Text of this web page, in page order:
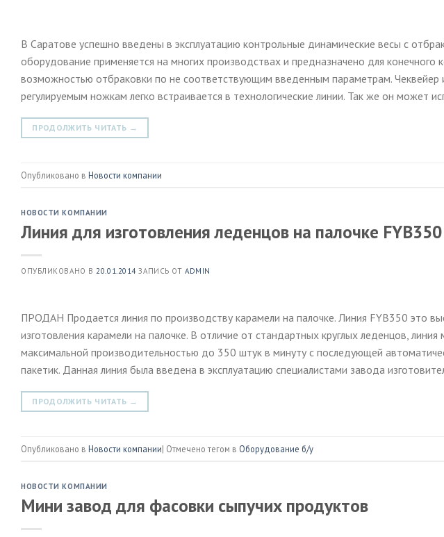
В Саратове успешно введены в эксплуатацию контрольные динамические весы с
оборудование применяется на многих производствах и предназначено для конечного
возможностью отбраковки по не соответствующим введенным параметрам. Чеквейер
регулируемым ножкам легко встраивается в технологические линии. Так же он может
ПРОДОЛЖИТЬ ЧИТАТЬ →
Опубликовано в Новости компании
НОВОСТИ КОМПАНИИ
Линия для изготовления леденцов на палочке
ОПУБЛИКОВАНО В20.01.2014ЗАПИСЬ ОТ ADMIN
ПРОДАН Продается линия по производству карамели на палочке. Линия FYB350 это
изготовления карамели на палочке. В отличие от стандартных круглых леденцов,
максимальной производительностью до 350 штук в минуту с последующей
пакетик. Данная линия была введена в эксплуатацию специалистами завода
ПРОДОЛЖИТЬ ЧИТАТЬ →
Опубликовано в Новости компании| Отмечено тегом в Оборудование б/у
НОВОСТИ КОМПАНИИ
Мини завод для фасовки сыпучих продуктов